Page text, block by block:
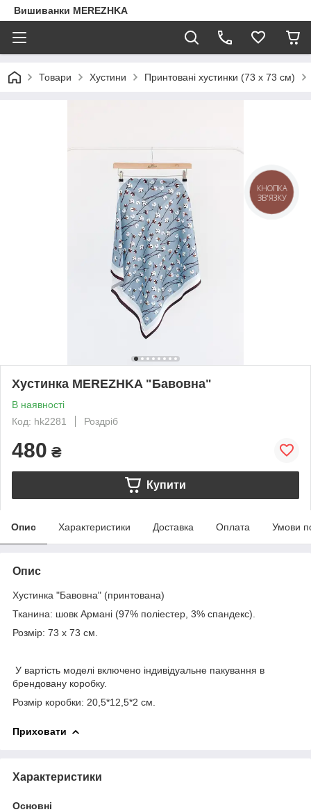
Вишиванки MEREZHKA
Товари Хустини Принтовані хустинки (73 х 73 см)
Хустинка MEREZHKA "Бавовна"
В наявності
Код: hk2281
Роздріб
480 ₴
Купити
Опис Характеристики Доставка Оплата Умови
Опис
Хустинка "Бавовна" (принтована)
Тканина: шовк Армані (97% поліестер, 3% спандекс).
Розмір: 73 х 73 см.
У вартість моделі включено індивідуальне пакування в
брендовану коробку.
Розмір коробки: 20,5*12,5*2 см.
Приховати
Характеристики
Основні
КНОПКА
ЗВ'ЯЗКУ